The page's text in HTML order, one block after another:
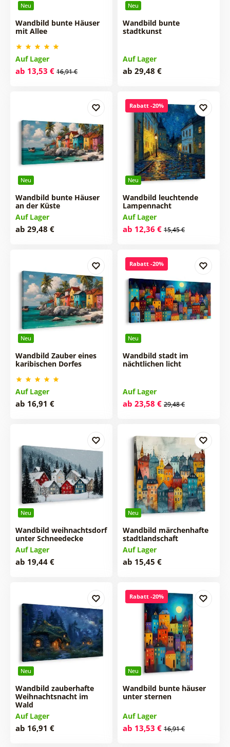
Neu
Wandbild bunte Häuser
mit Allee
Auf Lager
ab 13,53 € 16,91 €
Neu
Wandbild bunte
stadtkunst
Auf Lager
ab 29,48 €
Neu
Wandbild bunte Häuser
an der Küste
Auf Lager
ab 29,48 €
Neu
Rabatt -20%
Wandbild leuchtende
Lampennacht
Auf Lager
ab 12,36 € 15,45 €
Neu
Wandbild Zauber eines
karibischen Dorfes
Auf Lager
ab 16,91 €
Neu
Rabatt -20%
Wandbild stadt im
nächtlichen licht
Auf Lager
ab 23,58 € 29,48 €
Neu
Wandbild weihnachtsdorf
unter Schneedecke
Auf Lager
ab 19,44 €
Neu
Wandbild märchenhafte
stadtlandschaft
Auf Lager
ab 15,45 €
Neu
Wandbild zauberhafte
Weihnachtsnacht im
Wald
Auf Lager
ab 16,91 €
Neu
Rabatt -20%
Wandbild bunte häuser
unter sternen
Auf Lager
ab 13,53 € 16,91 €